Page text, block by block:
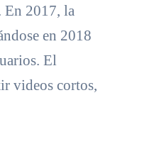
En 2017, la
en 2018
El
videos cortos,